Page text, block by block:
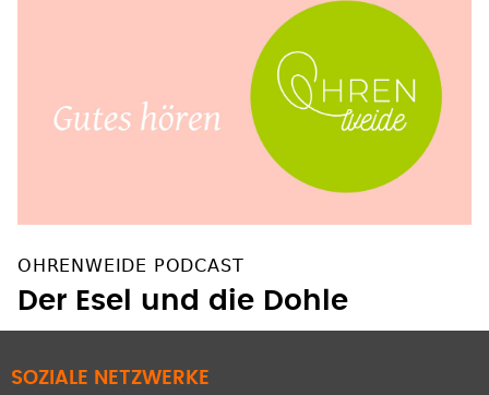
OHRENWEIDE PODCAST
Der Esel und die Dohle
SOZIALE NETZWERKE